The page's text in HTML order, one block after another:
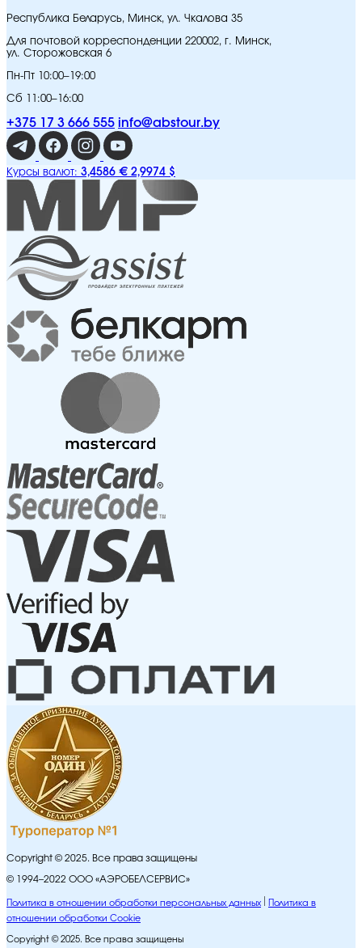
Республика Беларусь, Минск, ул. Чкалова 35
Для почтовой корреспонденции 220002, г. Минск,
ул. Сторожовская 6
Пн-Пт 10:00–19:00
Сб 11:00–16:00
+375 17 3 666 555 info@abstour.by
Курсы валют: 3,4586 € 2,9974 $
Copyright © 2025. Все права защищены
© 1994–2022 ООО «АЭРОБЕЛСЕРВИС»
Политика в отношении обработки персональных данных
Политика в
отношении обработки Cookie
Copyright © 2025. Все права защищены